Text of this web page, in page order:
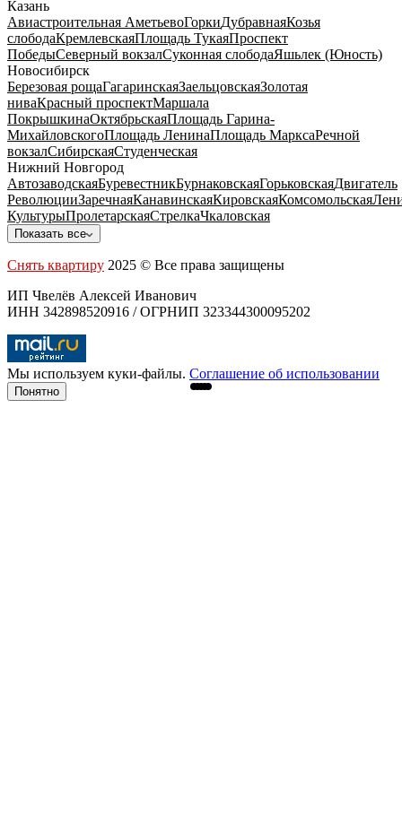
Казань
Авиастроительная АметьевоГоркиДубравнаяКозья
слободаКремлевскаяПлощадь ТукаяПроспект
ПобедыСеверный вокзалСуконная слободаЯшьлек (Юность)
Новосибирск
Березовая рощаГагаринскаяЗаельцовскаяЗолотая
ниваКрасный проспектМаршала
ПокрышкинаОктябрьскаяПлощадь Гарина-
МихайловскогоПлощадь ЛенинаПлощадь МарксаРечной
вокзалСибирскаяСтуденческая
Нижний Новгород
АвтозаводскаяБуревестникБурнаковскаяГорьковскаяДвигатель
РеволюцииЗаречнаяКанавинскаяКировскаяКомсомольская
КультурыПролетарскаяСтрелкаЧкаловская
Показать все
Снять квартиру 2025 © Все права защищены
ИП Чвелёв Алексей Иванович
ИНН 342898520916 / ОГРНИП 323344300095202
Мы используем куки-файлы. Соглашение об использовании
Понятно